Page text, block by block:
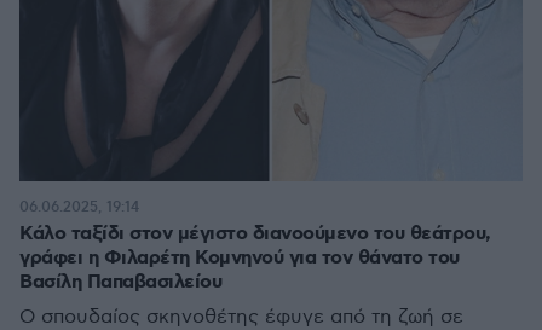
Κάλο ταξίδι στον μέγιστο διανοούμενο του θεάτρου,
γράφει η Φιλαρέτη Κομνηνού για τον θάνατο του
Βασίλη Παπαβασιλείου
Ο σπουδαίος σκηνοθέτης έφυγε από τη ζωή σε
06.06.2025, 19:14